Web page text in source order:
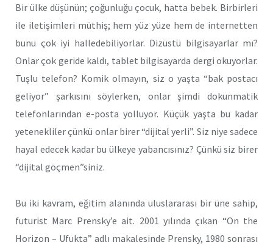
Bir ülke düşünün; çoğunluğu çocuk, hatta bebek. Birbirleri
ile iletişimleri müthiş; hem yüz yüze hem de internetten
bunu çok iyi halledebiliyorlar. Dizüstü bilgisayarlar mı?
Onlar çok geride kaldı, tablet bilgisayarda dergi okuyorlar.
Tuşlu telefon? Komik olmayın, siz o yaşta “bak postacı
geliyor” şarkısını söylerken, onlar şimdi dokunmatik
telefonlarından e-posta yolluyor. Küçük yaşta bu kadar
yetenekliler çünkü onlar birer “dijital yerli”. Siz niye sadece
hayal edecek kadar bu ülkeye yabancısınız? Çünkü siz birer
“dijital göçmen”siniz.
Bu iki kavram, eğitim alanında uluslararası bir üne sahip,
futurist Marc Prensky’e ait. 2001 yılında çıkan “On the
Horizon – Ufukta” adlı makalesinde Prensky, 1980 sonrası